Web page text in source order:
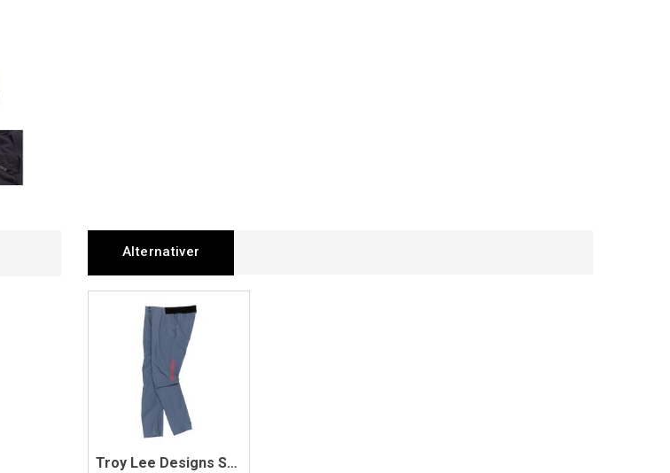
Alternativer
Troy Lee Designs Skyline Superlyte Pant